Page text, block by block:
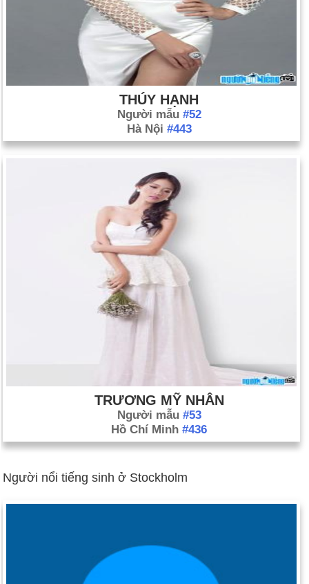
THÚY HẠNH
Người mẫu #52
Hà Nội #443
TRƯƠNG MỸ NHÂN
Người mẫu #53
Hồ Chí Minh #436
Người nổi tiếng sinh ở Stockholm